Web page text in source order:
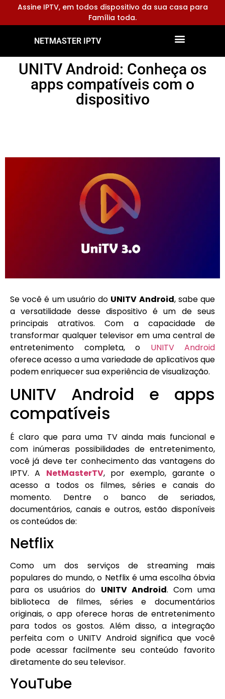
Assine IPTV, em todos dispositivo da sua casa para
Família toda.
NETMASTER IPTV
UNITV Android: Conheça os
apps compatíveis com o
dispositivo
Se você é um usuário do UNITV Android, sabe que
a versatilidade desse dispositivo é um de seus
principais atrativos. Com a capacidade de
transformar qualquer televisor em uma central de
entretenimento completa, o UNITV Android
oferece acesso a uma variedade de aplicativos que
podem enriquecer sua experiência de visualização.
UNITV Android e apps
compatíveis
É claro que para uma TV ainda mais funcional e
com inúmeras possibilidades de entretenimento,
você já deve ter conhecimento das vantagens do
IPTV. A NetMasterTV, por exemplo, garante o
acesso a todos os filmes, séries e canais do
momento. Dentre o banco de seriados,
documentários, canais e outros, estão disponíveis
os conteúdos de:
Netflix
Como um dos serviços de streaming mais
populares do mundo, o Netflix é uma escolha óbvia
para os usuários do UNITV Android. Com uma
biblioteca de filmes, séries e documentários
originais, o app oferece horas de entretenimento
para todos os gostos. Além disso, a integração
perfeita com o UNITV Android significa que você
pode acessar facilmente seu conteúdo favorito
diretamente do seu televisor.
YouTube